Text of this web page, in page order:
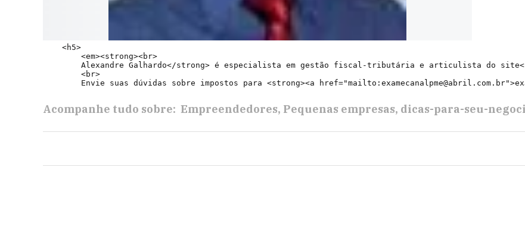
    <h5>
        <em><strong><br>
Alexandre Galhardo</strong> é especialista em gestão fiscal-tributária e articulista do
        <br>
Acompanhe tudo sobre: Empreendedores Pequenas empresas dicas-para-seu-